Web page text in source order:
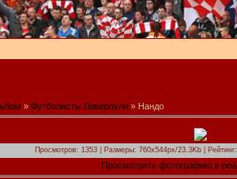
» Футболисты Ливерпуля » Нандо
Просмотров: 1353 | Размеры: 760x544px/23.3Kb |
Просмотреть фотографию в